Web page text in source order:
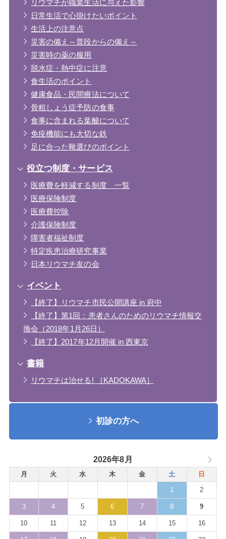
リウマチが職業生活に与えた影響
日常生活で心掛けたいポイント
生活上の注意点
災害の備え～普段からの備え～
災害時の薬の服用
脱水症・熱中症に注意
食生活のポイント
健康食品・民間療法について
骨粗しょう症予防の食事
食事に含まれる葉酸について
免疫機能にも大切な鉄
足に合った靴選びのポイント
役立つ制度・サービス
医療費を軽減する制度 一覧
医療保険制度
医療費控除
介護保険制度
障害者福祉制度
特定疾患治療研究事業
日本リウマチ友の会
イベント
【終了】リウマチ市民公開講座 in 府中
【終了】第1回：患者さんのためのリウマチ情報交
換会（2018年1月26日）
【終了】2017年12月開催 in 西東京
書籍
リウマチは治せる! ［KADOKAWA］
初診の方へ
2026年8月
月 火 水 木 金 土 日
1 2
3 4 5 6 7 8 9
10 11 12 13 14 15 16